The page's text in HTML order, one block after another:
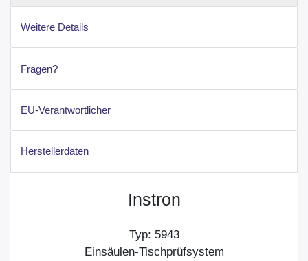
Weitere Details
Fragen?
EU-Verantwortlicher
Herstellerdaten
Instron
Typ: 5943
Einsäulen-Tischprüfsystem